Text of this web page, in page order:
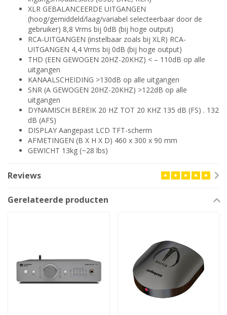
XLR GEBALANCEERDE UITGANGEN
(hoog/gemiddeld/laag/variabel selecteerbaar door de
gebruiker) 8,8 Vrms bij 0dB (bij hoge output)
RCA-UITGANGEN (instelbaar zoals bij XLR) RCA-
UITGANGEN 4,4 Vrms bij 0dB (bij hoge output)
THD (EEN GEWOGEN 20HZ-20KHZ) < – 110dB op alle
uitgangen
KANAALSCHEIDING >130dB op alle uitgangen
SNR (A GEWOGEN 20HZ-20KHZ) >122dB op alle
uitgangen
DYNAMISCH BEREIK 20 HZ TOT 20 KHZ 135 dB (FS) . 132
dB (AFS)
DISPLAY Aangepast LCD TFT-scherm
AFMETINGEN (B X H X D) 460 x 300 x 90 mm
GEWICHT 13kg (~28 lbs)
Reviews
Gerelateerde producten